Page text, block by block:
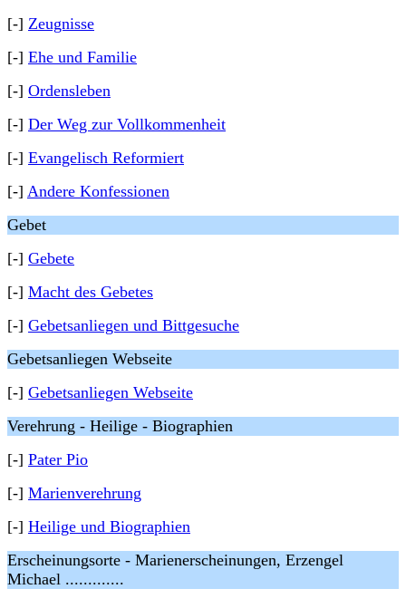
[-] Zeugnisse
[-] Ehe und Familie
[-] Ordensleben
[-] Der Weg zur Vollkommenheit
[-] Evangelisch Reformiert
[-] Andere Konfessionen
Gebet
[-] Gebete
[-] Macht des Gebetes
[-] Gebetsanliegen und Bittgesuche
Gebetsanliegen Webseite
[-] Gebetsanliegen Webseite
Verehrung - Heilige - Biographien
[-] Pater Pio
[-] Marienverehrung
[-] Heilige und Biographien
Erscheinungsorte - Marienerscheinungen, Erzengel
Michael .............